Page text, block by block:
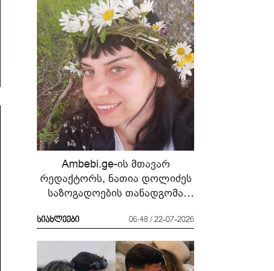
Ambebi.ge-ის მთავარ
რედაქტორს, ნათია დოლიძეს
საზოგადოების თანადგომა
სიახლეები 06:48 / 22-07-2026